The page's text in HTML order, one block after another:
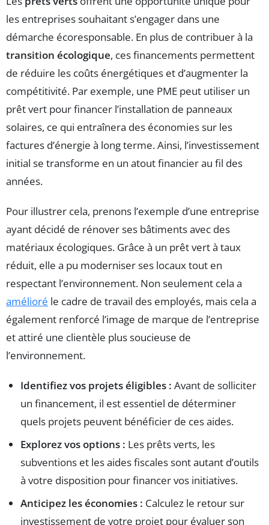
les entreprises souhaitant s’engager dans une
démarche écoresponsable. En plus de contribuer à la
transition écologique, ces financements permettent
de réduire les coûts énergétiques et d’augmenter la
compétitivité. Par exemple, une PME peut utiliser un
prêt vert pour financer l’installation de panneaux
solaires, ce qui entraînera des économies sur les
factures d’énergie à long terme. Ainsi, l’investissement
initial se transforme en un atout financier au fil des
années.
Pour illustrer cela, prenons l’exemple d’une entreprise
ayant décidé de rénover ses bâtiments avec des
matériaux écologiques. Grâce à un prêt vert à taux
réduit, elle a pu moderniser ses locaux tout en
respectant l’environnement. Non seulement cela a
amélioré le cadre de travail des employés, mais cela a
également renforcé l’image de marque de l’entreprise
et attiré une clientèle plus soucieuse de
l’environnement.
Identifiez vos projets éligibles : Avant de solliciter
un financement, il est essentiel de déterminer
quels projets peuvent bénéficier de ces aides.
Explorez vos options : Les prêts verts, les
subventions et les aides fiscales sont autant d’outils
à votre disposition pour financer vos initiatives.
Anticipez les économies : Calculez le retour sur
investissement de votre projet pour évaluer son